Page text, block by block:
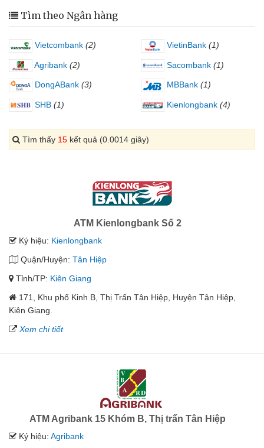
Tìm theo Ngân hàng
Vietcombank (2) VietinBank (1)
Agribank (2) Sacombank (1)
DongABank (3) MBBank (1)
SHB (1) Kienlongbank (4)
Tìm thấy 15 kết quả (0.0014 giây)
ATM Kienlongbank Số 2
Ký hiệu: Kienlongbank
Quận/Huyện: Tân Hiệp
Tỉnh/TP: Kiên Giang
171, Khu phố Kinh B, Thị Trấn Tân Hiệp, Huyện Tân Hiệp,
Kiên Giang.
Xem chi tiết
ATM Agribank 15 Khóm B, Thị trấn Tân Hiệp
Ký hiệu: Agribank